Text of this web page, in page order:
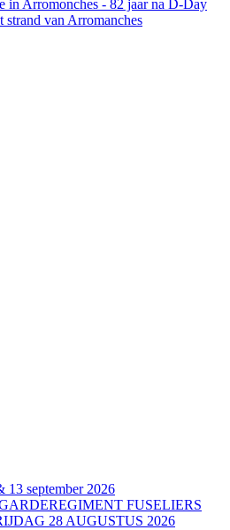
in Arromonches - 82 jaar na D-Day
van Arromanches
13 september 2026
FUSELIERS
28 AUGUSTUS 2026